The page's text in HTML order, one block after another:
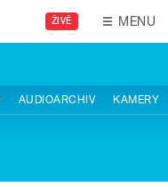
ŽIVĚ MENU
AUDIOARCHIV KAMERY